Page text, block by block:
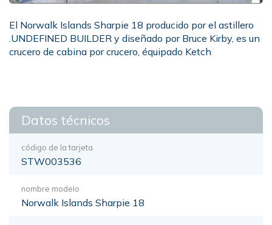
El Norwalk Islands Sharpie 18 producido por el astillero
.UNDEFINED BUILDER y diseñado por Bruce Kirby, es un
crucero de cabina por crucero, équipado Ketch
Datos técnicos
código de la tarjeta
STW003536
nombre modelo
Norwalk Islands Sharpie 18